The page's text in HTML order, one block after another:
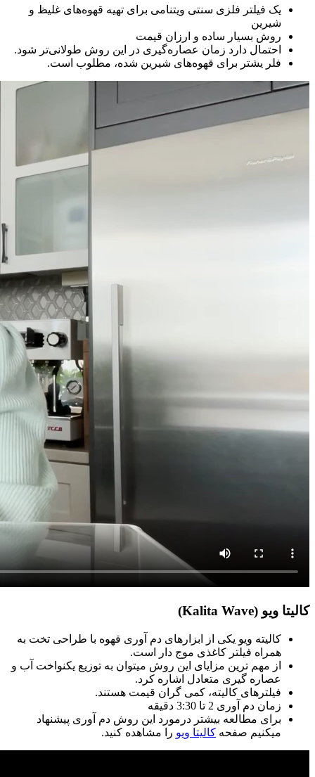
یک فیلتر فلزی سنتی ویتنامی برای تهیه قهوه‌های غلیظ و
شیرین
روش بسیار ساده و ارزان قیمت
احتمال دارد زمان عصاره‌گیری در این روش طولانی‌تر شود.
فلر یشتر برای قهوه‌های شیرین شده، مطلوب است.
کالیتا ویو (Kalita Wave)
کالیته ویو یکی از ابزارهای دم آوری قهوه با طراحی تخت به
همراه فیلتر کاغذی موج دار است.
از مهم ترین مزایای این روش میتوان به توزیع یکنواخت آب و
عصاره گیری متعادل اشاره کرد.
فیلترهای کالیته، کمی گران قیمت هستند.
زمان دم آوری 2 تا 3:30 دقیقه
برای مطالعه بیشتر درمورد این روش دم آوری پیشنهاد
میکنیم صفحه کالیتا ویو را مشاهده کنید.